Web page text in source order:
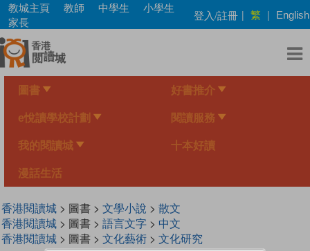
Skip
main
content
教城主頁 教師 中學生
小學生
家長
登入/註冊 | 繁 | English
圖書 好書推介
e悅讀學校計劃 閱讀服務
我的閱讀城 十本好讀
漫話生活
香港閱讀城> 圖書 > 文學小說 > 散文
香港閱讀城> 圖書 > 語言文字> 中文
香港閱讀城> 圖書 > 文化藝術> 文化研究